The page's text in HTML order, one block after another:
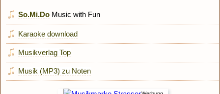
So.Mi.Do Music with Fun
Karaoke download
Musikverlag Top
Musik (MP3) zu Noten